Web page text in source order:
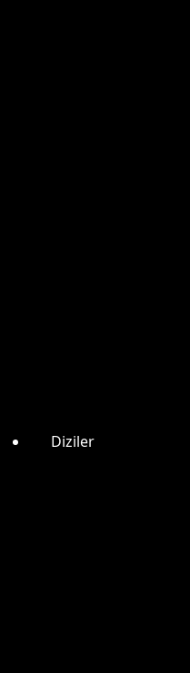
Diziler